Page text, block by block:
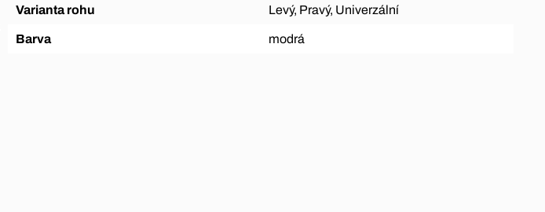
Varianta rohu Levý, Pravý, Univerzální
Barva modrá